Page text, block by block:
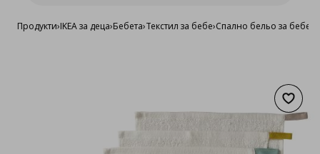
Продукти›IKEA за деца›Бебета›Текстил за бебе›Спално бельо за бебета